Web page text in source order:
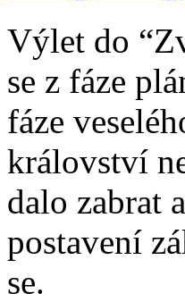
Výlet do
se z fáze
fáze
království
dalo zabrat
postavení
se.